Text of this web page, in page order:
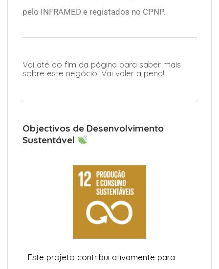
pelo INFRAMED e registados no CPNP.
Vai até ao fim da página para saber mais
sobre este negócio. Vai valer a pena!
Objectivos de Desenvolvimento
Sustentável
Este projeto contribui ativamente para